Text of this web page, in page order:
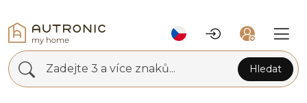
Zadejte 3 a více znaků... Hledat